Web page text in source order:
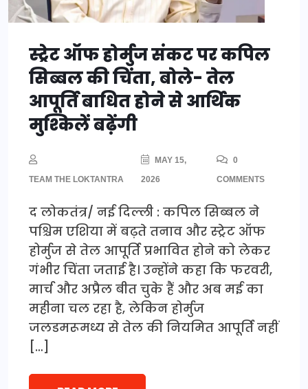
स्ट्रेट ऑफ होर्मुज संकट पर कपिल
सिब्बल की चिंता, बोले- तेल
आपूर्ति बाधित होने से आर्थिक
मुश्किलें बढ़ेंगी
TEAM THE LOKTANTRA
MAY 15,
2026
0
COMMENTS
द लोकतंत्र/ नई दिल्ली : कपिल सिब्बल ने
पश्चिम एशिया में बढ़ते तनाव और स्ट्रेट ऑफ
होर्मुज से तेल आपूर्ति प्रभावित होने को लेकर
गंभीर चिंता जताई है। उन्होंने कहा कि फरवरी,
मार्च और अप्रैल बीत चुके हैं और अब मई का
महीना चल रहा है, लेकिन होर्मुज
जलडमरूमध्य से तेल की नियमित आपूर्ति नहीं
[…]